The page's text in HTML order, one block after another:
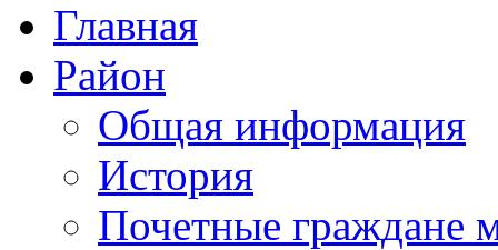
Главная
Район
Общая информация
История
Почетные граждане